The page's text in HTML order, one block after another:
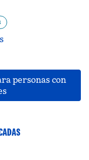
personas con